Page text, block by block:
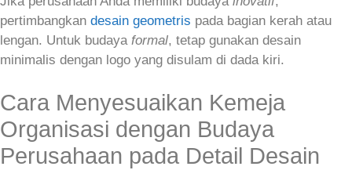
pertimbangkan desain geometris pada bagian kerah atau
lengan. Untuk budaya formal, tetap gunakan desain
minimalis dengan logo yang disulam di dada kiri.
Cara Menyesuaikan Kemeja
Organisasi dengan Budaya
Perusahaan pada Detail Desain